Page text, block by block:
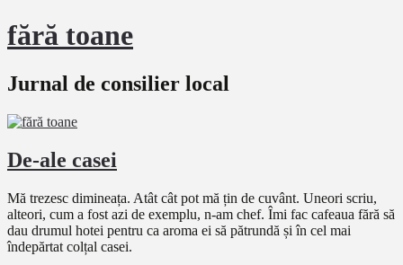
fără toane
Jurnal de consilier local
De-ale casei
Mă trezesc dimineața. Atât cât pot mă țin de cuvânt. Uneori scriu,
alteori, cum a fost azi de exemplu, n-am chef. Îmi fac cafeaua fără să
dau drumul hotei pentru ca aroma ei să pătrundă și în cel mai
îndepărtat colțal casei.